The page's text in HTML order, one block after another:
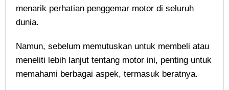
menarik perhatian penggemar motor di seluruh
dunia.
Namun, sebelum memutuskan untuk membeli atau
meneliti lebih lanjut tentang motor ini, penting untuk
memahami berbagai aspek, termasuk beratnya.